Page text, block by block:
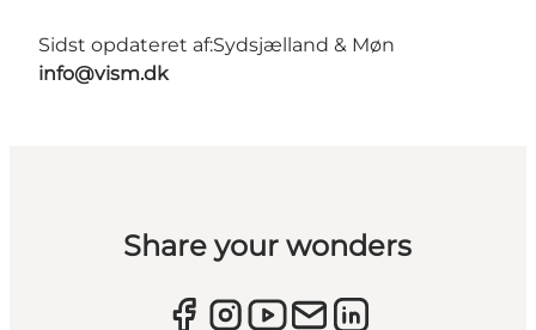
Sidst opdateret af:Sydsjælland & Møn
info@vism.dk
Share your wonders